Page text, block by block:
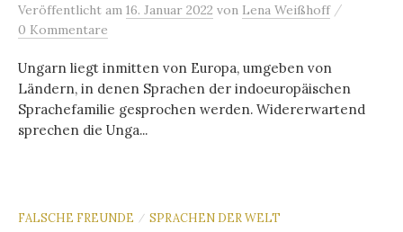
Veröffentlicht am 16. Januar 2022 von Lena Weißhoff /
0 Kommentare
Ungarn liegt inmitten von Europa, umgeben von
Ländern, in denen Sprachen der indoeuropäischen
Sprachefamilie gesprochen werden. Widererwartend
sprechen die Unga...
FALSCHE FREUNDE / SPRACHEN DER WELT